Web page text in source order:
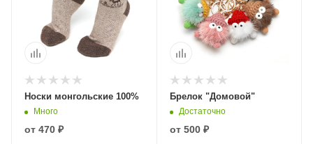
Носки монгольские 100%
Много
от 470 ₽
Брелок "Домовой"
Достаточно
от 500 ₽